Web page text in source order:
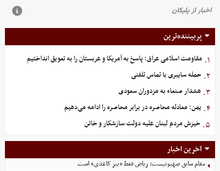
پربیننده‌ترین
۱. مقاومت اسلامی عراق: پاسخ به آمریکا و عربستان را به تعویق انداختیم
۲. حمله سایبری با تماس تلفنی
۳. هشدار صنعاء به مزدوران سعودی
۴. یمن: معادله محاصره در برابر محاصره را ادامه می‌دهیم
۵. خیزش مردم لبنان علیه دولت سازشکار و خائن
آخرین اخبار
مقام سابق صهیونیست: ریاض فقط «ببر کاغذی» است